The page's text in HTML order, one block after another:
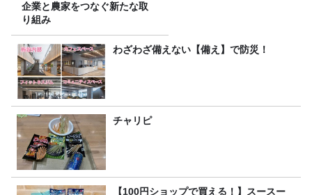
企業と農家をつなぐ新たな取
り組み
わざわざ備えない【備え】で防災！
チャリピ
【100円ショップで買える！】スースー